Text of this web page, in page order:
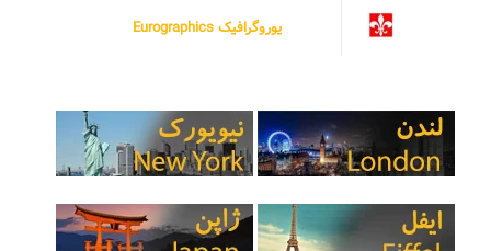
یوروگرافیک Eurographics